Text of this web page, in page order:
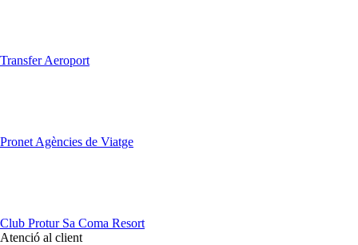
Transfer Aeroport
Pronet Agències de Viatge
Club Protur Sa Coma Resort
Atenció al client